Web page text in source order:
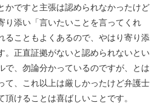
かですと主張は認められなかったけど
り添い「言いたいことを言ってくれ
ることもよくあるので、やはり寄り添
。正直証拠がないと認められないとい
で、勿論分かっているのですが、とは
て、これ以上は厳しかったけど弁護士
けることは喜ばしいことです。